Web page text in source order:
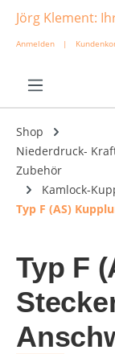
springen
Jörg Klement:
Anmelden |
Shop
Niederdruck-
Zubehör
Kamlock-
Typ F (AS)
Typ F